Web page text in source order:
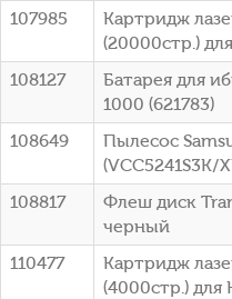
107985
Картридж
(20000стр.)
108127
Батарея для
1000 (621783)
108649
Пылесос
(VCC5241S3K/
108817
Флеш диск
черный
110477
Картридж
(4000стр.) для